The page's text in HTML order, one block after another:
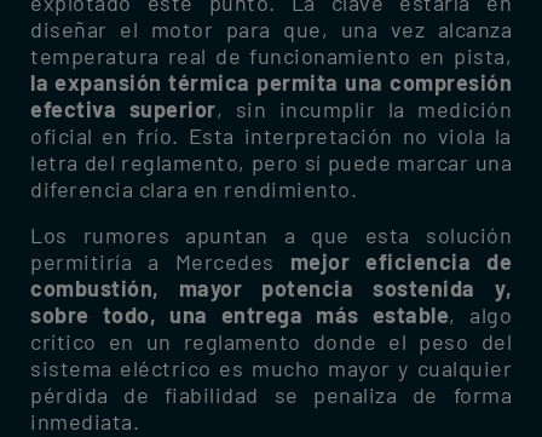
diseñar el motor para que, una vez alcanza
temperatura real de funcionamiento en pista,
la expansión térmica permita una compresión
efectiva superior, sin incumplir la medición
oficial en frío. Esta interpretación no viola la
letra del reglamento, pero sí puede marcar una
diferencia clara en rendimiento.
Los rumores apuntan a que esta solución
permitiría a Mercedes mejor eficiencia de
combustión, mayor potencia sostenida y,
sobre todo, una entrega más estable, algo
crítico en un reglamento donde el peso del
sistema eléctrico es mucho mayor y cualquier
pérdida de fiabilidad se penaliza de forma
inmediata.